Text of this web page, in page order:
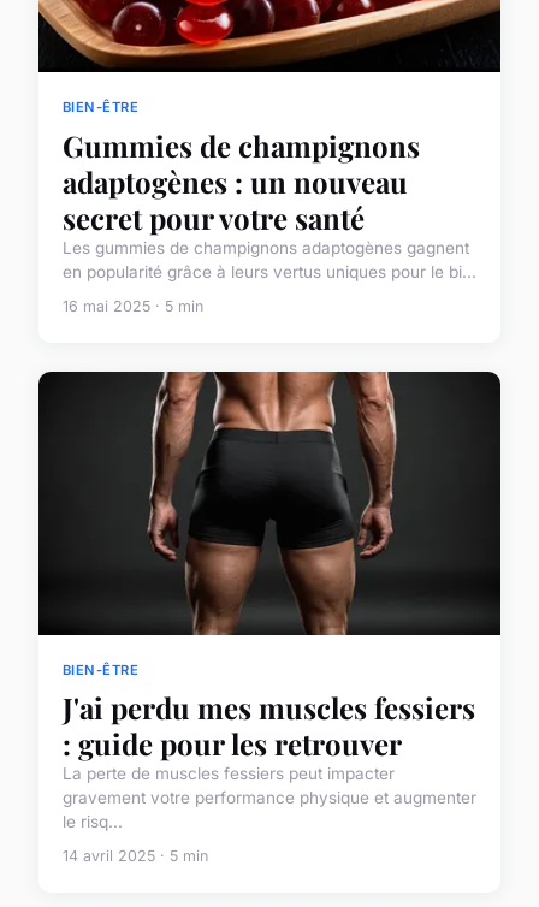
BIEN-ÊTRE
Gummies de champignons
adaptogènes : un nouveau
secret pour votre santé
Les gummies de champignons adaptogènes gagnent
en popularité grâce à leurs vertus uniques pour le bi...
16 mai 2025 · 5 min
BIEN-ÊTRE
J'ai perdu mes muscles fessiers
: guide pour les retrouver
La perte de muscles fessiers peut impacter
gravement votre performance physique et augmenter
le risq...
14 avril 2025 · 5 min